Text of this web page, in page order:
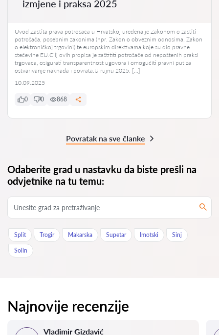
izmjene i praksa 2025
Uvod Zaštita prava potrošača u Hrvatskoj uređena je Zakonom o zaštiti
potrošača, posebnim zakonima (npr. Zakon o obveznim odnosima, Zakon
o elektroničkoj trgovini) te europskim direktivama koje su dio pravne
stečevine EU.Cilj ovih propisa je zaštititi potrošače od nepoštenih praksi
trgovaca, osigurati transparentnost ugovora i omogućiti pravni put za
ostvarivanje naknada i povrata.U rujnu 2025. […]
10.09.2025
0 0 868
Povratak na sve članke
Odaberite grad u nastavku da biste prešli na
odvjetnike na tu temu:
Split Trogir Makarska Supetar Imotski Sinj
Solin
Najnovije recenzije
Vladimir Gizdavić